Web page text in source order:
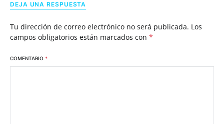
DEJA UNA RESPUESTA
Tu dirección de correo electrónico no será publicada. Los
campos obligatorios están marcados con *
COMENTARIO *